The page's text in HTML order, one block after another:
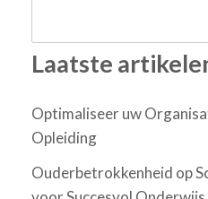
Laatste
Optimaliseer uw
Opleiding
Ouderbetrokkenheid op